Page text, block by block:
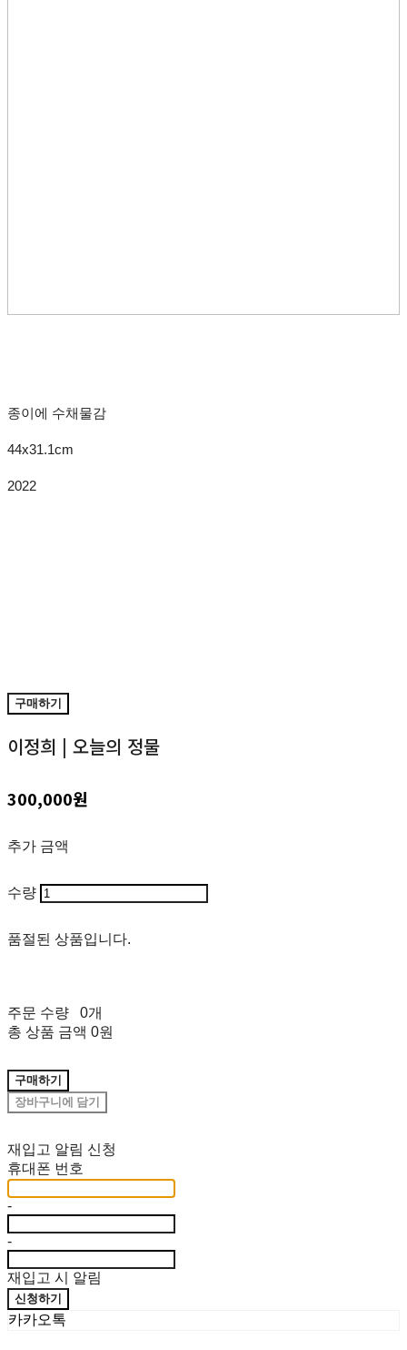
종이에 수채물감
44x31.1cm
2022
구매하기
이정희 | 오늘의 정물
300,000원
추가 금액
수량
품절된 상품입니다.
주문 수량
0개
총 상품 금액 0원
구매하기
장바구니에 담기
재입고 알림 신청
휴대폰 번호
-
-
재입고 시 알림
신청하기
카카오톡